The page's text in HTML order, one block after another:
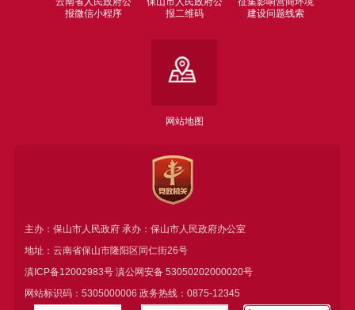
报微信小程序
报二维码
建设问题线索
网站地图
主办：保山市人民政府 承办：保山市人民政府办公室
地址：云南省保山市隆阳区同仁街26号
滇ICP备12002983号滇公网安备 53050202000020号
网站标识码：5305000006 政务热线：0875-12345